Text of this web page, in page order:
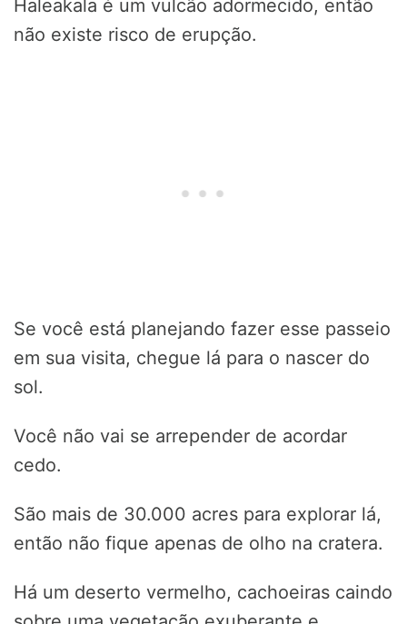
Haleakala é um vulcão adormecido, então
não existe risco de erupção.
Se você está planejando fazer esse passeio
em sua visita, chegue lá para o nascer do
sol.
Você não vai se arrepender de acordar
cedo.
São mais de 30.000 acres para explorar lá,
então não fique apenas de olho na cratera.
Há um deserto vermelho, cachoeiras caindo